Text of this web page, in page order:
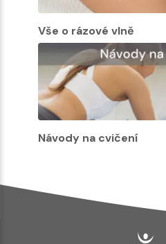
Vše o rázové vlně
Návody na cvičení